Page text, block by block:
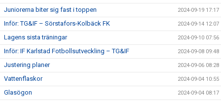
Juniorerna biter sig fast i toppen 2024-09-19 17:17
Inför: TG&IF – Sörstafors-Kolbäck FK 2024-09-14 12:07
Lagens sista träningar 2024-09-10 07:56
Inför: IF Karlstad Fotbollsutveckling – TG&IF 2024-09-08 09:48
Justering planer 2024-09-06 08:28
Vattenflaskor 2024-09-04 10:55
Glasögon 2024-09-04 08:17